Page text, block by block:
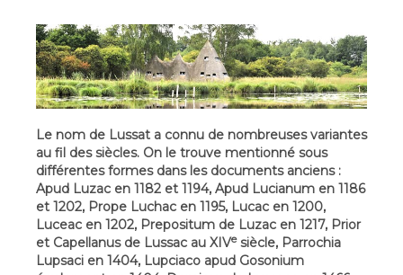
Le nom de Lussat a connu de nombreuses variantes
au fil des siècles. On le trouve mentionné sous
différentes formes dans les documents anciens :
Apud Luzac en 1182 et 1194, Apud Lucianum en 1186
et 1202, Prope Luchac en 1195, Lucac en 1200,
Luceac en 1202, Prepositum de Luzac en 1217, Prior
et Capellanus de Lussac au XIVesiècle, Parrochia
Lupsaci en 1404, Lupciaco apud Gosonium